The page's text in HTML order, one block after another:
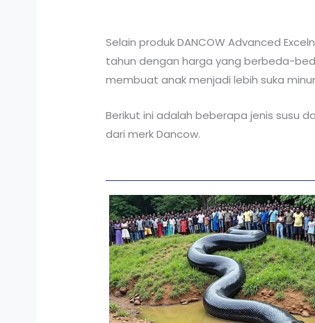
Selain produk DANCOW Advanced
tahun dengan harga yang berbeda-
membuat anak menjadi lebih suka
Berikut ini adalah beberapa jenis susu
dari merk Dancow.